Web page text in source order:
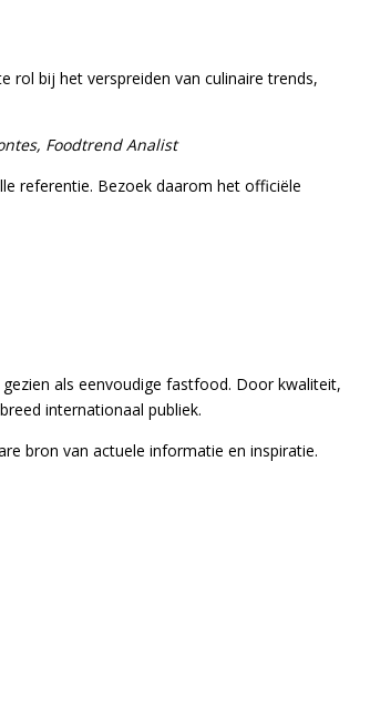
rol bij het verspreiden van culinaire trends,
Foodtrend Analist
referentie. Bezoek daarom het officiële
als eenvoudige fastfood. Door kwaliteit,
internationaal publiek.
bron van actuele informatie en inspiratie.